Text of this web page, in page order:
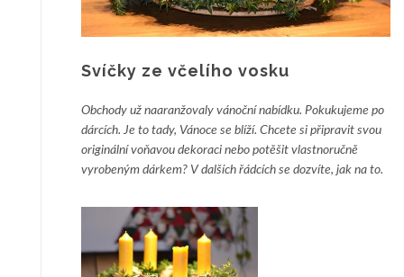
Svíčky ze včelího vosku
Obchody už naaranžovaly vánoční nabídku. Pokukujeme po
dárcích. Je to tady, Vánoce se blíží. Chcete si připravit svou
originální voňavou dekoraci nebo potěšit vlastnoručně
vyrobeným dárkem? V dalších řádcích se dozvíte, jak na to.